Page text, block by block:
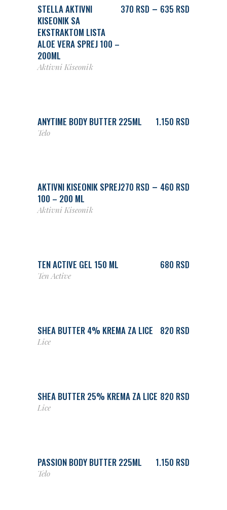
STELLA AKTIVNI
KISEONIK SA
EKSTRAKTOM LISTA
ALOE VERA SPREJ 100 –
200ML
370 RSD – 635 RSD
Aktivni Kiseonik
ANYTIME BODY BUTTER 225ML 1.150 RSD
Telo
AKTIVNI KISEONIK SPREJ
100 – 200 ML
270 RSD – 460 RSD
Aktivni Kiseonik
TEN ACTIVE GEL 150 ML 680 RSD
Ten Active
SHEA BUTTER 4% KREMA ZA LICE 820 RSD
Lice
SHEA BUTTER 25% KREMA ZA LICE 820 RSD
Lice
PASSION BODY BUTTER 225ML 1.150 RSD
Telo